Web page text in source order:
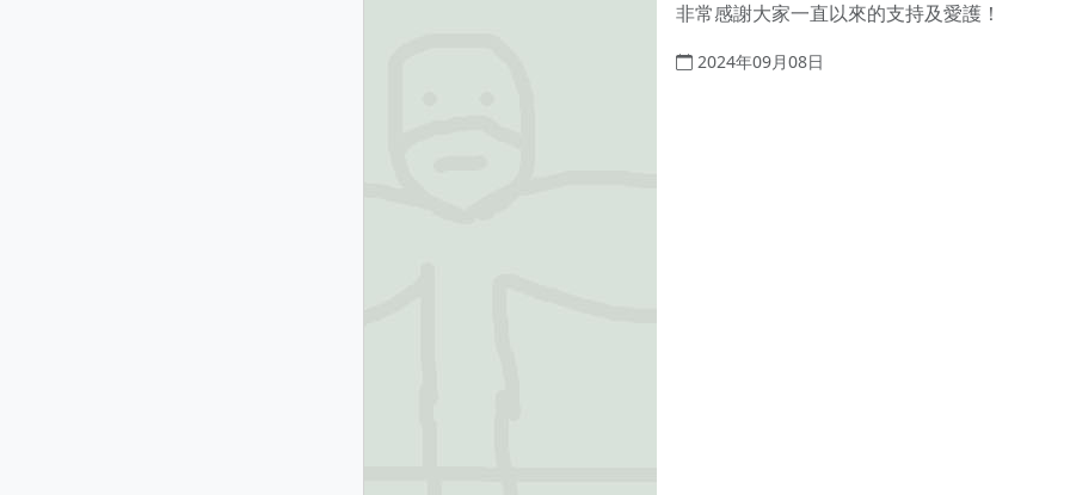
非常感謝大家一直以來的支持及愛護！
2024年09月08日